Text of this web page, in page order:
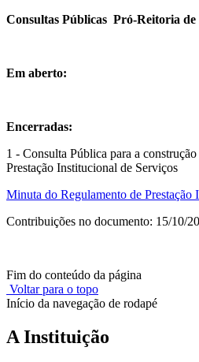
Consultas Públicas Pró-Reitoria de
Em aberto:
Encerradas:
1 - Consulta Pública para a
Prestação Institucional de Serviços
Minuta do Regulamento de Prestação
Contribuições no documento: 15/10/
Fim do conteúdo da página
Voltar para o topo
Início da navegação de rodapé
A Instituição